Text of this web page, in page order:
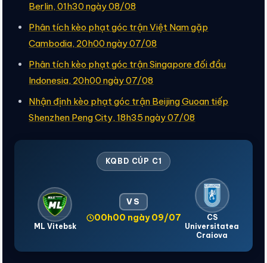
Berlin, 01h30 ngày 08/08
Phân tích kèo phạt góc trận Việt Nam gặp
Cambodia, 20h00 ngày 07/08
Phân tích kèo phạt góc trận Singapore đối đầu
Indonesia, 20h00 ngày 07/08
Nhận định kèo phạt góc trận Beijing Guoan tiếp
Shenzhen Peng City, 18h35 ngày 07/08
KQBD CÚP C1
ML Vitebsk
VS
00h00 ngày 09/07
CS
Universitatea
Craiova